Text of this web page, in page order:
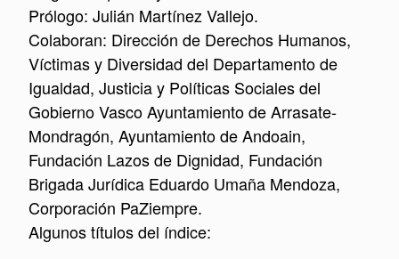
Prólogo: Julián Martínez Vallejo.
Colaboran: Dirección de Derechos Humanos,
Víctimas y Diversidad del Departamento de
Igualdad, Justicia y Políticas Sociales del
Gobierno Vasco Ayuntamiento de Arrasate-
Mondragón, Ayuntamiento de Andoain,
Fundación Lazos de Dignidad, Fundación
Brigada Jurídica Eduardo Umaña Mendoza,
Corporación PaZiempre.
Algunos títulos del índice: